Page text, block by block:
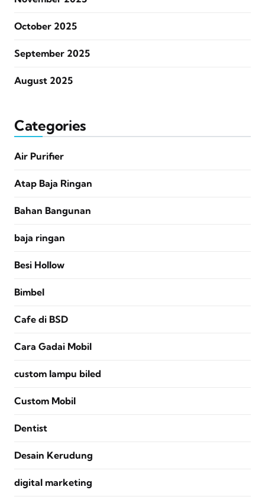
October 2025
September 2025
August 2025
Categories
Air Purifier
Atap Baja Ringan
Bahan Bangunan
baja ringan
Besi Hollow
Bimbel
Cafe di BSD
Cara Gadai Mobil
custom lampu biled
Custom Mobil
Dentist
Desain Kerudung
digital marketing